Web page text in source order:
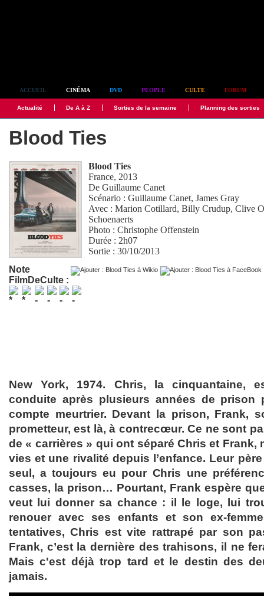
ACCUEIL CINÉMA DVD PEOPLE CULTE FORUM
Actualité De A à Z Sorties de la semaine Planning des sorties
Blood Ties
Blood Ties
France, 2013
DeGuillaume Canet
Scénario :Guillaume Canet,James Gray
Avec :Marion Cotillard,Billy Crudup,Clive
Schoenaerts
Photo :Christophe Offenstein
Durée : 2h07
Sortie : 30/10/2013
Note
FilmDeCulte :
New York, 1974. Chris, la cinquantaine,
conduite après plusieurs années de prison
compte meurtrier. Devant la prison, Frank,
prometteur, est là, à contrecœur. Ce ne sont
de « carrières » qui ont séparé Chris et Frank,
vies et une rivalité depuis l’enfance. Leur
seul, a toujours eu pour Chris une
casses, la prison… Pourtant, Frank espère
veut lui donner sa chance : il le loge, lui
renouer avec ses enfants et son ex-
tentatives, Chris est vite rattrapé par son
Frank, c’est la dernière des trahisons, il ne
Mais c'est déjà trop tard et le destin des
jamais.